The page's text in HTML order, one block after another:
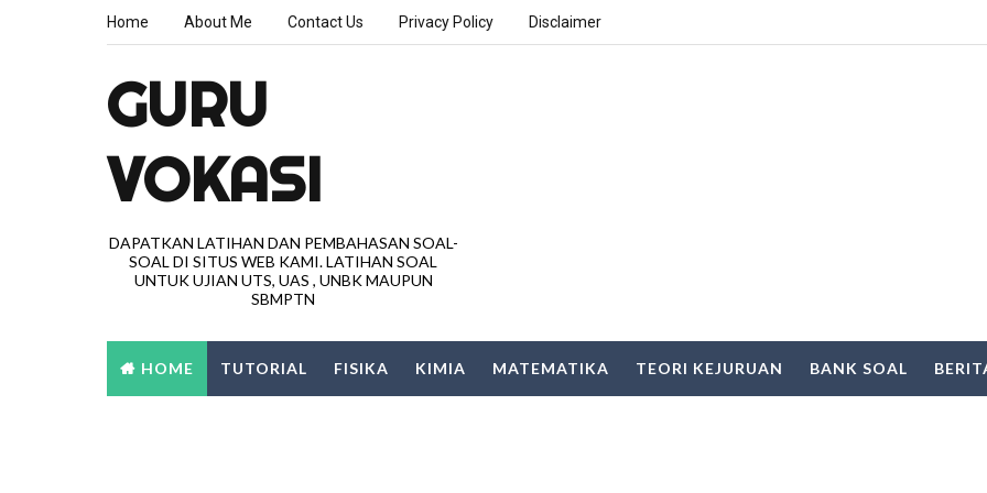
Home About Me Contact Us Privacy Policy Disclaimer
GURU
VOKASI
DAPATKAN LATIHAN DAN PEMBAHASAN SOAL-
SOAL DI SITUS WEB KAMI. LATIHAN SOAL
UNTUK UJIAN UTS, UAS , UNBK MAUPUN
SBMPTN
HOME TUTORIAL FISIKA KIMIA MATEMATIKA TEORI KEJURUAN BANK SOAL